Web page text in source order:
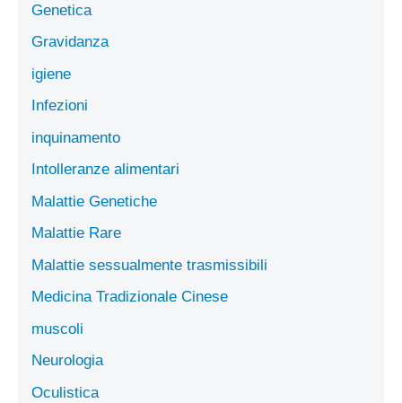
Genetica
Gravidanza
igiene
Infezioni
inquinamento
Intolleranze alimentari
Malattie Genetiche
Malattie Rare
Malattie sessualmente trasmissibili
Medicina Tradizionale Cinese
muscoli
Neurologia
Oculistica